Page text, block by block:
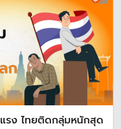
แรง ไทยติดกลุ่มหนักสุด